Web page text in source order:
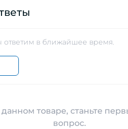
ответим в ближайшее время.
товаре, станьте
вопрос.